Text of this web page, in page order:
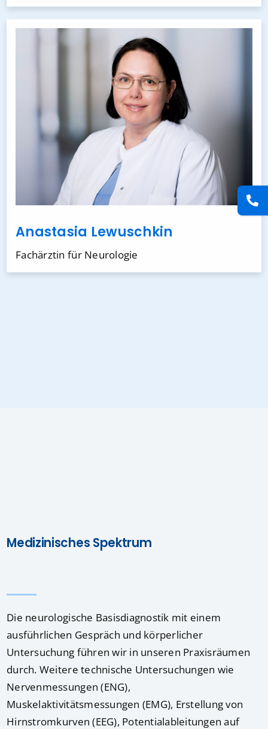
Anastasia Lewuschkin
Fachärztin für Neurologie
Medizinisches Spektrum
Die neurologische Basisdiagnostik mit einem
ausführlichen Gespräch und körperlicher
Untersuchung führen wir in unseren Praxisräumen
durch. Weitere technische Untersuchungen wie
Nervenmessungen (ENG),
Muskelaktivitätsmessungen (EMG), Erstellung von
Hirnstromkurven (EEG), Potentialableitungen auf